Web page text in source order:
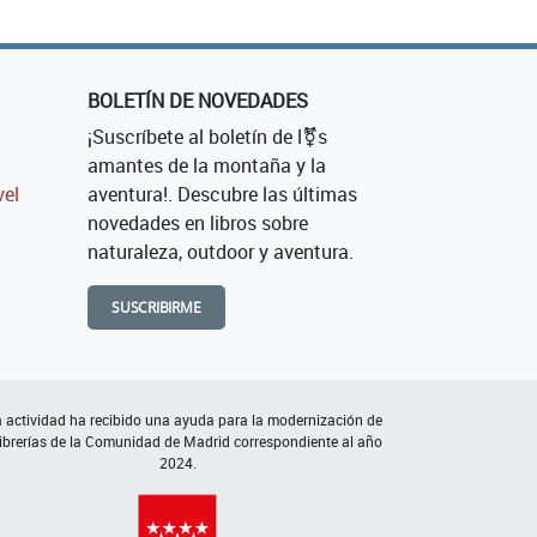
BOLETÍN DE NOVEDADES
¡Suscríbete al boletín de l⚧s
amantes de la montaña y la
aventura!. Descubre las últimas
novedades en libros sobre
naturaleza, outdoor y aventura.
SUSCRIBIRME
actividad ha recibido una ayuda para la modernización de
de la Comunidad de Madrid correspondiente al año
2024.